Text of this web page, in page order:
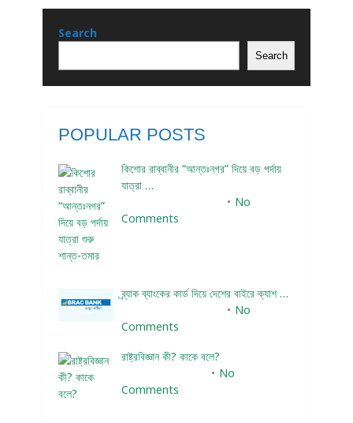
Search
Search
POPULAR POSTS
কিশোর রাব্বানীর “আন্তঃনগর” দিয়ে বড় পর্দায়
যাত্রা …
No
Comments
ব্র্যাক ব্যাংকের কার্ড দিয়ে দেশের বাইরে ক্যাশ …
No
Comments
রাষ্ট্রবিজ্ঞান কী? কাকে বলে?
No
Comments